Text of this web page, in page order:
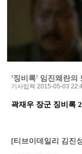
'징비록' 임진왜란의
기사입력 2015-05-03
곽재우 장군 징비록
[티브이데일리 김진